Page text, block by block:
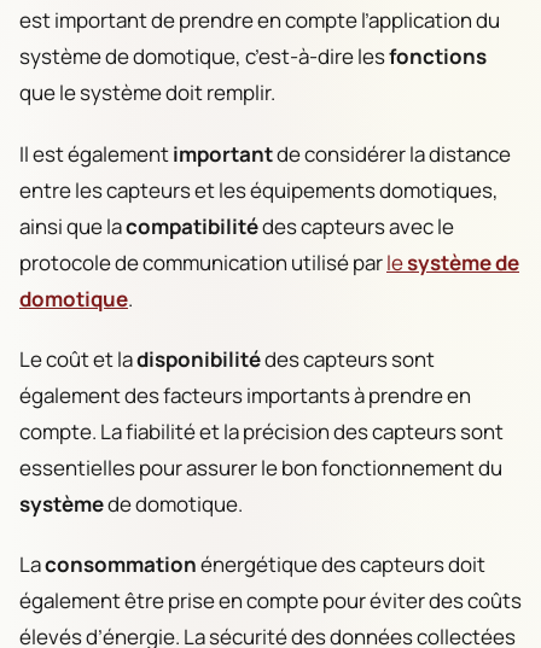
est important de prendre en compte l’application du
système de domotique, c’est-à-dire lesfonctions
que le système doit remplir.
Il est égalementimportantde considérer la distance
entre les capteurs et les équipements domotiques,
ainsi que lacompatibilitédes capteurs avec le
protocole de communication utilisé parlesystème de
domotique.
Le coût et ladisponibilitédes capteurs sont
également des facteurs importants à prendre en
compte. La fiabilité et la précision des capteurs sont
essentielles pour assurer le bon fonctionnement du
systèmede domotique.
Laconsommationénergétique des capteurs doit
également être prise en compte pour éviter des coûts
élevés d’énergie. La sécurité des données collectées